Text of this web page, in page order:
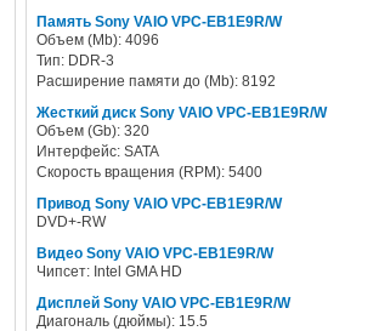
Память Sony VAIO VPC-EB1E9R/W
Объем (Mb): 4096
Тип: DDR-3
Расширение памяти до (Mb): 8192
Жесткий диск Sony VAIO VPC-EB1E9R/W
Объем (Gb): 320
Интерфейс: SATA
Скорость вращения (RPM): 5400
Привод Sony VAIO VPC-EB1E9R/W
DVD+-RW
Видео Sony VAIO VPC-EB1E9R/W
Чипсет: Intel GMA HD
Дисплей Sony VAIO VPC-EB1E9R/W
Диагональ (дюймы): 15.5